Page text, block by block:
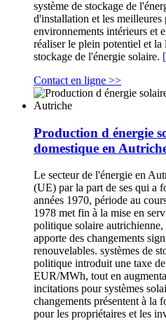
système de stockage de
d'installation et les meilleures
environnements intérieurs et
réaliser le plein potentiel et
stockage de l'énergie solaire.
Contact en ligne >>
Production d énergie
domestique en
Le secteur de l'énergie en
(UE) par la part de ses qui a
années 1970, période au
1978 met fin à la mise en
politique solaire
apporte des changements
renouvelables. systèmes de
politique introduit une taxe
EUR/MWh, tout en
incitations pour systèmes
changements présentent à la
pour les propriétaires et les